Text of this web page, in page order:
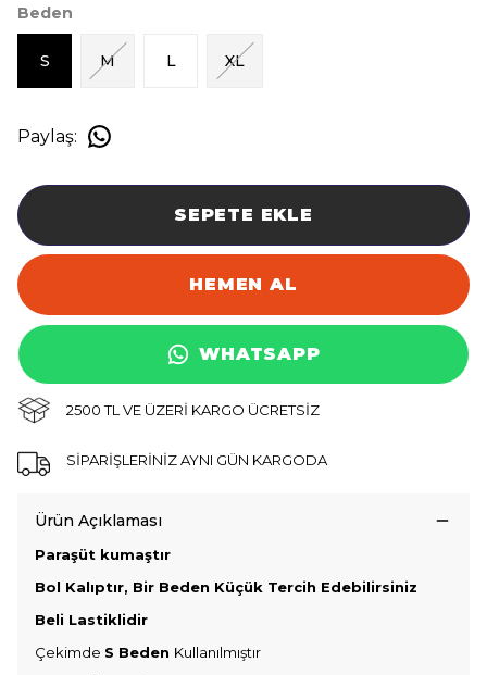
Beden
S M L XL
Paylaş:
SEPETE EKLE
HEMEN AL
WHATSAPP
2500 TL VE ÜZERİ KARGO ÜCRETSİZ
SİPARİŞLERİNİZ AYNI GÜN KARGODA
Ürün Açıklaması
Paraşüt kumaştır
Bol Kalıptır, Bir Beden Küçük Tercih Edebilirsiniz
Beli Lastiklidir
Çekimde S Beden Kullanılmıştır